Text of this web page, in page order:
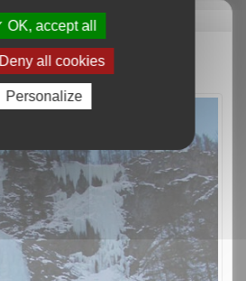
OK, accept all
Deny all cookies
Personalize